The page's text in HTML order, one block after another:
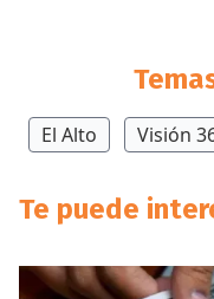
El Alto Visión
Te puede